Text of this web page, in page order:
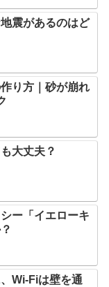
震があるのはど
り方｜砂が崩れ
大丈夫？
ー「イエローキ
Wi-Fiは壁を通